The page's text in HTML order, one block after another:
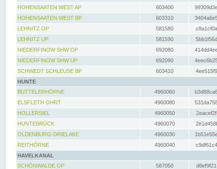
HOHENSAATEN WEST AP
603400
HOHENSAATEN WEST BP
603310
LEHNITZ OP
581580
LEHNITZ UP
581590
NIEDERFINOW SHW OP
692080
NIEDERFINOW SHW UP
692090
SCHWEDT SCHLEUSE BP
603410
HUNTE
BUTTELERHÖRNE
4960060
ELSFLETH OHRT
4960080
HOLLERSIEL
4960050
HUNTEBRÜCK
4960070
OLDENBURG-DRIELAKE
4960030
REITHÖRNE
4960040
HAVELKANAL
SCHÖNWALDE OP
587050